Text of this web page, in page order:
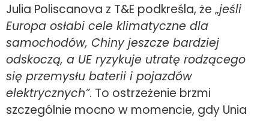
Julia Poliscanova z T&E podkreśla, że „jeśli
Europa osłabi cele klimatyczne dla
samochodów, Chiny jeszcze bardziej
odskoczą, a UE ryzykuje utratę rodzącego
się przemysłu baterii i pojazdów
elektrycznych”. To ostrzeżenie brzmi
szczególnie mocno w momencie, gdy Unia